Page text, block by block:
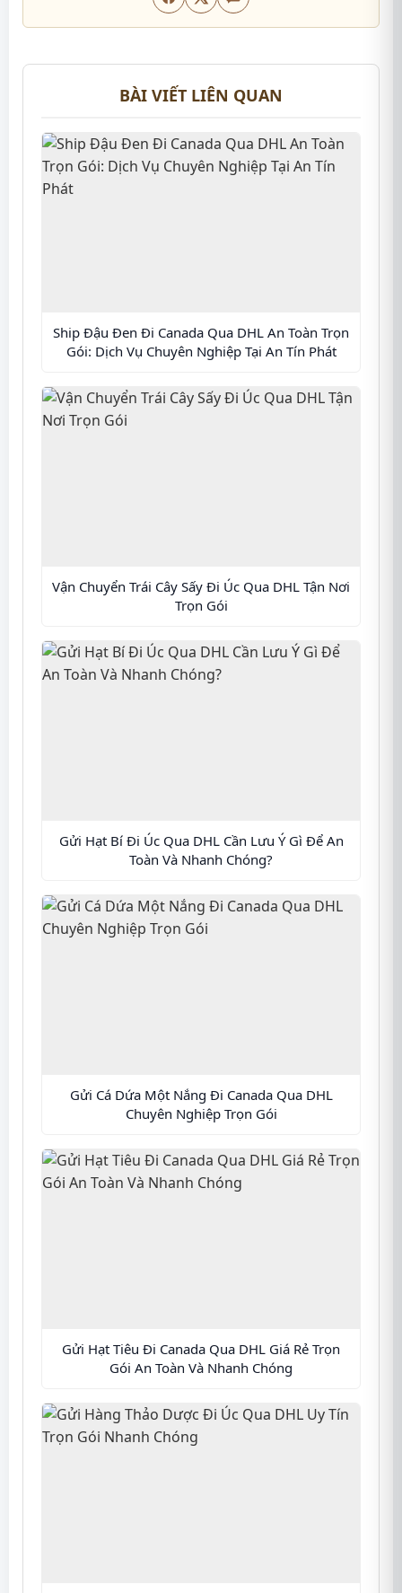
BÀI VIẾT LIÊN QUAN
Ship Đậu Đen Đi Canada Qua DHL An Toàn Trọn
Gói: Dịch Vụ Chuyên Nghiệp Tại An Tín Phát
Vận Chuyển Trái Cây Sấy Đi Úc Qua DHL Tận Nơi
Trọn Gói
Gửi Hạt Bí Đi Úc Qua DHL Cần Lưu Ý Gì Để An
Toàn Và Nhanh Chóng?
Gửi Cá Dứa Một Nắng Đi Canada Qua DHL
Chuyên Nghiệp Trọn Gói
Gửi Hạt Tiêu Đi Canada Qua DHL Giá Rẻ Trọn
Gói An Toàn Và Nhanh Chóng